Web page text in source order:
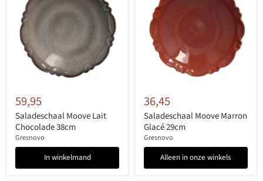
59,95
Saladeschaal Moove Lait
Chocolade 38cm
Gresnovo
In winkelmand
36,45
Saladeschaal Moove Marron
Glacé 29cm
Gresnovo
Alleen in onze winkels